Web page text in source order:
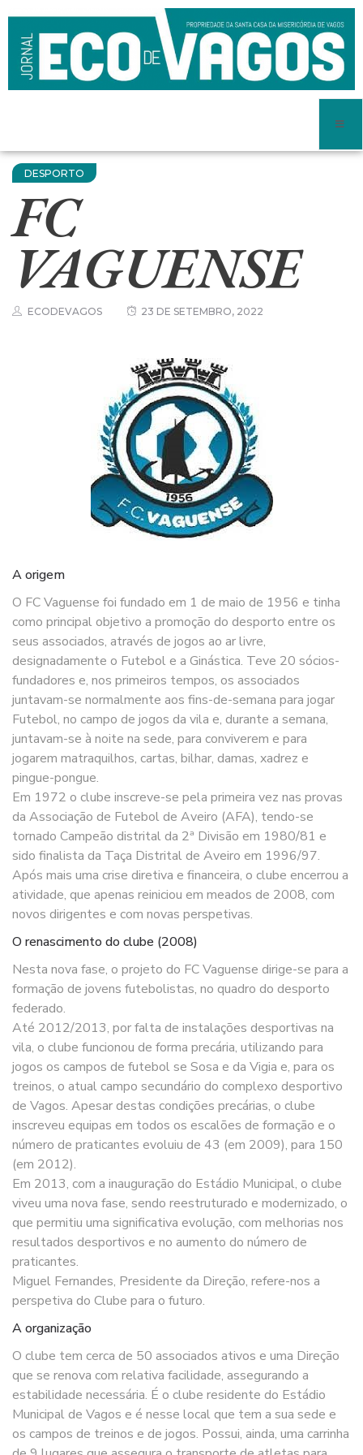
DESPORTO
FC
VAGUENSE
ECODEVAGOS 23 DE SETEMBRO, 2022
A origem
O FC Vaguense foi fundado em 1 de maio de 1956 e tinha
como principal objetivo a promoção do desporto entre os
seus associados, através de jogos ao ar livre,
designadamente o Futebol e a Ginástica. Teve 20 sócios-
fundadores e, nos primeiros tempos, os associados
juntavam-se normalmente aos fins-de-semana para jogar
Futebol, no campo de jogos da vila e, durante a semana,
juntavam-se à noite na sede, para conviverem e para
jogarem matraquilhos, cartas, bilhar, damas, xadrez e
pingue-pongue.
Em 1972 o clube inscreve-se pela primeira vez nas provas
da Associação de Futebol de Aveiro (AFA), tendo-se
tornado Campeão distrital da 2ª Divisão em 1980/81 e
sido finalista da Taça Distrital de Aveiro em 1996/97.
Após mais uma crise diretiva e financeira, o clube encerrou a
atividade, que apenas reiniciou em meados de 2008, com
novos dirigentes e com novas perspetivas.
O renascimento do clube (2008)
Nesta nova fase, o projeto do FC Vaguense dirige-se para a
formação de jovens futebolistas, no quadro do desporto
federado.
Até 2012/2013, por falta de instalações desportivas na
vila, o clube funcionou de forma precária, utilizando para
jogos os campos de futebol se Sosa e da Vigia e, para os
treinos, o atual campo secundário do complexo desportivo
de Vagos. Apesar destas condições precárias, o clube
inscreveu equipas em todos os escalões de formação e o
número de praticantes evoluiu de 43 (em 2009), para 150
(em 2012).
Em 2013, com a inauguração do Estádio Municipal, o clube
viveu uma nova fase, sendo reestruturado e modernizado, o
que permitiu uma significativa evolução, com melhorias nos
resultados desportivos e no aumento do número de
praticantes.
Miguel Fernandes, Presidente da Direção, refere-nos a
perspetiva do Clube para o futuro.
A organização
O clube tem cerca de 50 associados ativos e uma Direção
que se renova com relativa facilidade, assegurando a
estabilidade necessária. É o clube residente do Estádio
Municipal de Vagos e é nesse local que tem a sua sede e
os campos de treinos e de jogos. Possui, ainda, uma carrinha